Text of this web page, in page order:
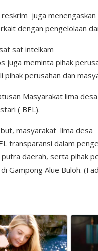
juga
dengan pengelolaan
sat intelkam
juga meminta pihak
pihak perusahan dan
Masyarakat lima
( BEL).
masyarakat lima desa
transparansi dalam
daerah, serta pihak
Gampong Alue Buloh.